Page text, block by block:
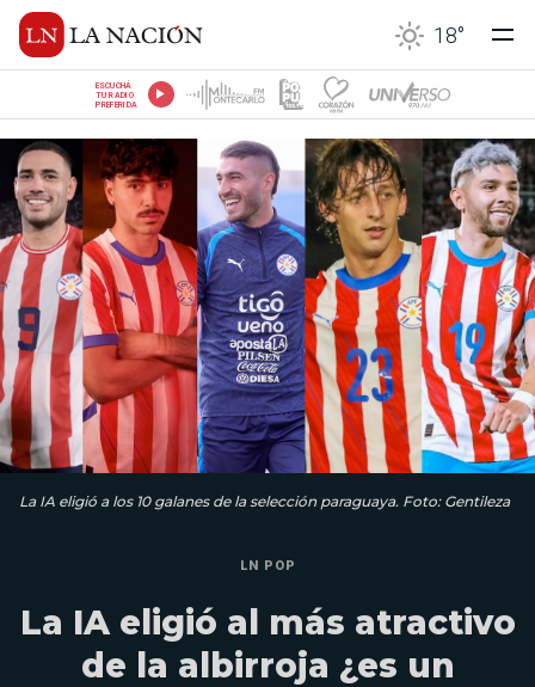
18°
ESCUCHÁ
TU RADIO
PREFERIDA
La IA eligió a los 10 galanes de la selección paraguaya. Foto: Gentileza
LN POP
La IA eligió al más atractivo
de la albirroja ¿es un